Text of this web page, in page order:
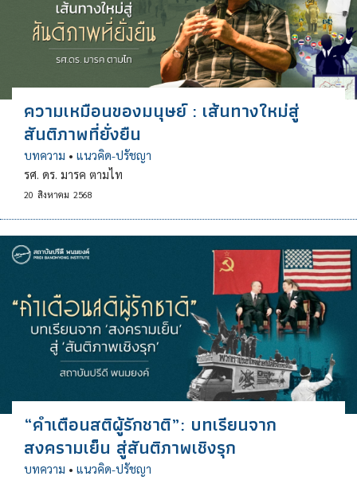
ความเหมือนของมนุษย์ : เส้นทางใหม่สู่
สันติภาพที่ยั่งยืน
บทความ • แนวคิด-ปรัชญา
รศ. ดร. มารค ตามไท
20 สิงหาคม 2568
“คำเตือนสติผู้รักชาติ”: บทเรียนจาก
สงครามเย็น สู่สันติภาพเชิงรุก
บทความ • แนวคิด-ปรัชญา